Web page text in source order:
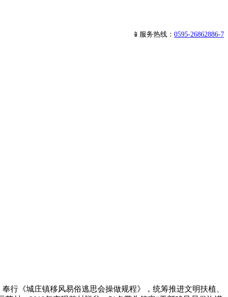
📱服务热线： 0595-26862886-7
《城庄镇移风易俗逃思会操做规程》，统筹推进文明扶植、